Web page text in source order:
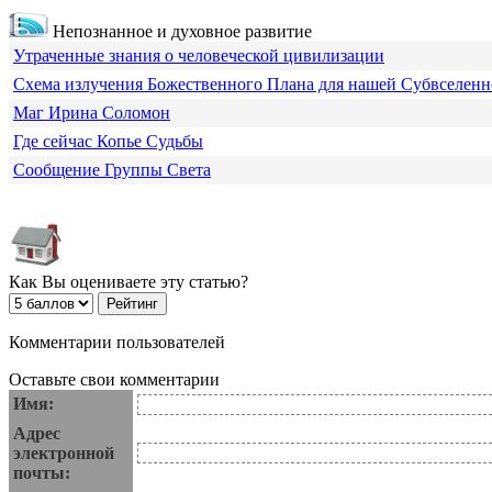
Непознанное и духовное развитие
Утраченные знания о человеческой цивилизации
Схема излучения Божественного Плана для нашей
Маг Ирина Соломон
Где сейчас Копье Судьбы
Сообщение Группы Света
Как Вы оцениваете эту статью?
Комментарии пользователей
Оставьте свои комментарии
Имя:
Адрес
электронной
почты: